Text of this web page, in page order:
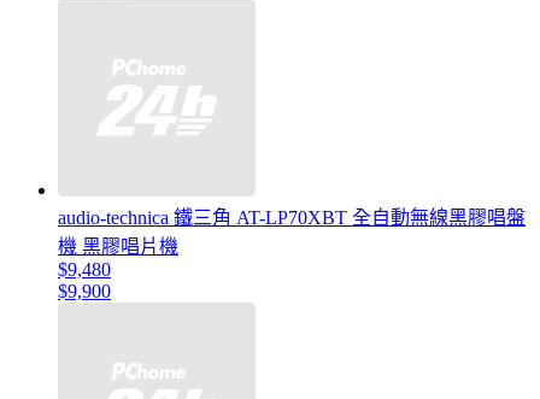
audio-technica 鐵三角 AT-LP70XBT 全自動無線黑膠唱盤
機 黑膠唱片機
$9,480
$9,900